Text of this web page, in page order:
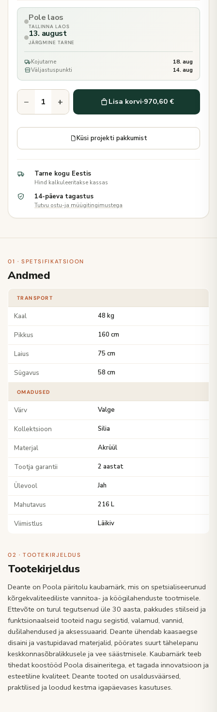
Pole laos
TALLINNA LAOS
13. august
JÄRGMINE TARNE
Kojutarne
18. aug
Väljastuspunkti
14. aug
− + Lisa korvi·970,60 €
Küsi projekti pakkumist
Tarne kogu Eestis
Hind kalkuleeritakse kassas
14-päeva tagastus
Tutvu ostu-ja müügitingimustega
01 · SPETSIFIKATSIOON
Andmed
TRANSPORT
Kaal 48 kg
Pikkus 160 cm
Laius 75 cm
Sügavus 58 cm
OMADUSED
Värv Valge
Kollektsioon Silia
Materjal Akrüül
Tootja garantii 2 aastat
Ülevool Jah
Mahutavus 216 L
Viimistlus Läikiv
02 · TOOTEKIRJELDUS
Tootekirjeldus
Deante on Poola päritolu kaubamärk, mis on spetsialiseerunud
kõrgekvaliteediliste vannitoa- ja köögilahenduste tootmisele.
Ettevõte on turul tegutsenud üle 30 aasta, pakkudes stiilseid ja
funktsionaalseid tooteid nagu segistid, valamud, vannid,
dušilahendused ja aksessuaarid. Deante ühendab kaasaegse
disaini ja vastupidavad materjalid, pöörates suurt tähelepanu
keskkonnasõbralikkusele ja vee säästmisele. Kaubamärk teeb
tihedat koostööd Poola disaineritega, et tagada innovatsioon ja
esteetiline kvaliteet. Deante tooted on usaldusväärsed,
praktilised ja loodud kestma igapäevases kasutuses.